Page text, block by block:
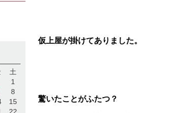
仮上屋が掛けてありました。
驚いたことがふたつ？
土
1
8
15